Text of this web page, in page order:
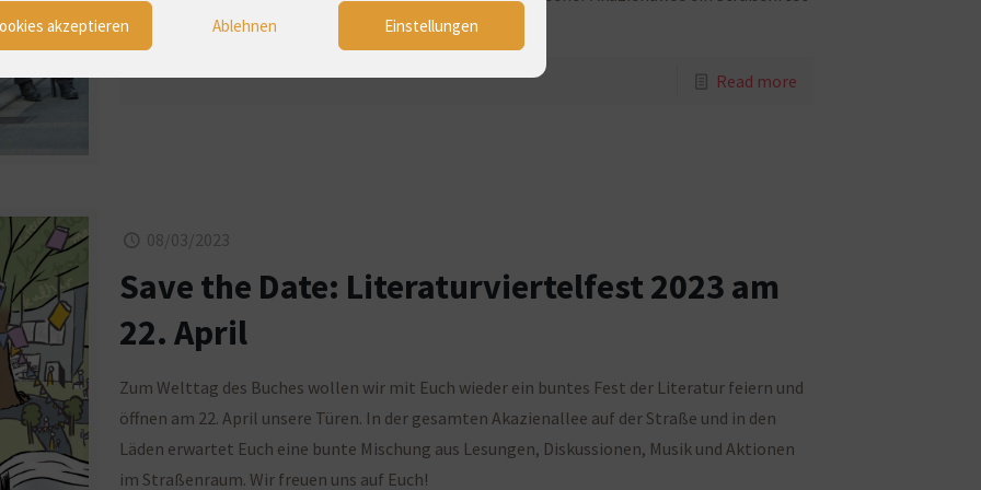
akzeptieren Ablehnen Einstellungen
für die Literatur und die Demokratie!
Read more
08/03/2023
Save the Date: Literaturviertelfest 2023 am
22. April
Zum Welttag des Buches wollen wir mit Euch wieder ein buntes Fest der Literatur feiern und
öffnen am 22. April unsere Türen. In der gesamten Akazienallee auf der Straße und in den
Läden erwartet Euch eine bunte Mischung aus Lesungen, Diskussionen, Musik und Aktionen
im Straßenraum. Wir freuen uns auf Euch!